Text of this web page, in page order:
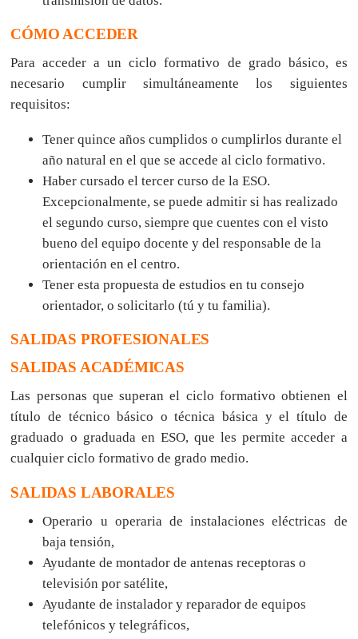
CÓMO ACCEDER
Para acceder a un ciclo formativo de grado básico, es
necesario cumplir simultáneamente los siguientes
requisitos:
Tener quince años cumplidos o cumplirlos durante el
año natural en el que se accede al ciclo formativo.
Haber cursado el tercer curso de la ESO.
Excepcionalmente, se puede admitir si has realizado
el segundo curso, siempre que cuentes con el visto
bueno del equipo docente y del responsable de la
orientación en el centro.
Tener esta propuesta de estudios en tu consejo
orientador, o solicitarlo (tú y tu familia).
SALIDAS PROFESIONALES
SALIDAS ACADÉMICAS
Las personas que superan el ciclo formativo obtienen el
título de técnico básico o técnica básica y el título de
graduado o graduada en ESO, que les permite acceder a
cualquier ciclo formativo de grado medio.
SALIDAS LABORALES
Operario u operaria de instalaciones eléctricas de
baja tensión,
Ayudante de montador de antenas receptoras o
televisión por satélite,
Ayudante de instalador y reparador de equipos
telefónicos y telegráficos,